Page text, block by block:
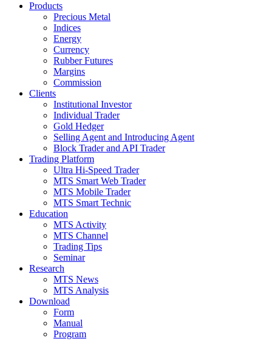
Products
Precious Metal
Indices
Energy
Currency
Rubber Futures
Margins
Commission
Clients
Institutional Investor
Individual Trader
Gold Hedger
Selling Agent and Introducing Agent
Block Trader and API Trader
Trading Platform
Ultra Hi-Speed Trader
MTS Smart Web Trader
MTS Mobile Trader
MTS Smart Technic
Education
MTS Activity
MTS Channel
Trading Tips
Seminar
Research
MTS News
MTS Analysis
Download
Form
Manual
Program